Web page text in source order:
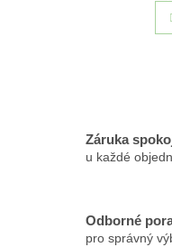
Záruka
u každé
Odborné
pro správný